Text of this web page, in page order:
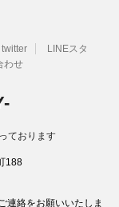
twitter
LINEスタ
わせ
ております
188
連絡をお願いいたしま